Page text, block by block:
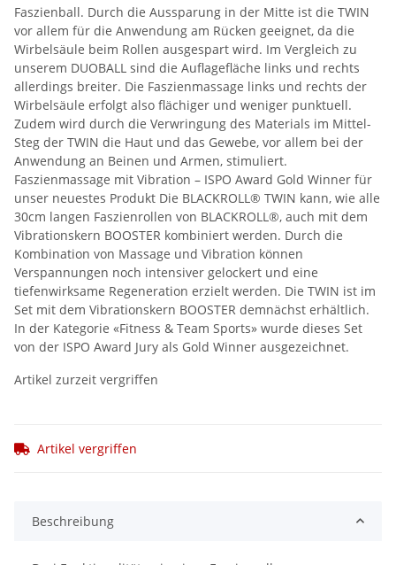
Faszienball. Durch die Aussparung in der Mitte ist die TWIN
vor allem für die Anwendung am Rücken geeignet, da die
Wirbelsäule beim Rollen ausgespart wird. Im Vergleich zu
unserem DUOBALL sind die Auflagefläche links und rechts
allerdings breiter. Die Faszienmassage links und rechts der
Wirbelsäule erfolgt also flächiger und weniger punktuell.
Zudem wird durch die Verwringung des Materials im Mittel-
Steg der TWIN die Haut und das Gewebe, vor allem bei der
Anwendung an Beinen und Armen, stimuliert.
Faszienmassage mit Vibration – ISPO Award Gold Winner für
unser neuestes Produkt Die BLACKROLL® TWIN kann, wie alle
30cm langen Faszienrollen von BLACKROLL®, auch mit dem
Vibrationskern BOOSTER kombiniert werden. Durch die
Kombination von Massage und Vibration können
Verspannungen noch intensiver gelockert und eine
tiefenwirksame Regeneration erzielt werden. Die TWIN ist im
Set mit dem Vibrationskern BOOSTER demnächst erhältlich.
In der Kategorie «Fitness & Team Sports» wurde dieses Set
von der ISPO Award Jury als Gold Winner ausgezeichnet.
Artikel zurzeit vergriffen
Artikel vergriffen
Beschreibung